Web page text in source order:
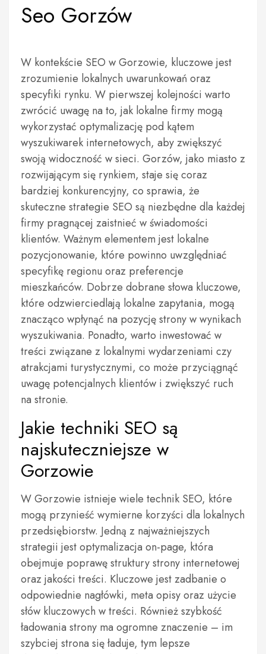
Seo Gorzów
W kontekście SEO w Gorzowie, kluczowe jest
zrozumienie lokalnych uwarunkowań oraz
specyfiki rynku. W pierwszej kolejności warto
zwrócić uwagę na to, jak lokalne firmy mogą
wykorzystać optymalizację pod kątem
wyszukiwarek internetowych, aby zwiększyć
swoją widoczność w sieci. Gorzów, jako miasto z
rozwijającym się rynkiem, staje się coraz
bardziej konkurencyjny, co sprawia, że
skuteczne strategie SEO są niezbędne dla każdej
firmy pragnącej zaistnieć w świadomości
klientów. Ważnym elementem jest lokalne
pozycjonowanie, które powinno uwzględniać
specyfikę regionu oraz preferencje
mieszkańców. Dobrze dobrane słowa kluczowe,
które odzwierciedlają lokalne zapytania, mogą
znacząco wpłynąć na pozycję strony w wynikach
wyszukiwania. Ponadto, warto inwestować w
treści związane z lokalnymi wydarzeniami czy
atrakcjami turystycznymi, co może przyciągnąć
uwagę potencjalnych klientów i zwiększyć ruch
na stronie.
Jakie techniki SEO są
najskuteczniejsze w
Gorzowie
W Gorzowie istnieje wiele technik SEO, które
mogą przynieść wymierne korzyści dla lokalnych
przedsiębiorstw. Jedną z najważniejszych
strategii jest optymalizacja on-page, która
obejmuje poprawę struktury strony internetowej
oraz jakości treści. Kluczowe jest zadbanie o
odpowiednie nagłówki, meta opisy oraz użycie
słów kluczowych w treści. Również szybkość
ładowania strony ma ogromne znaczenie – im
szybciej strona się ładuje, tym lepsze